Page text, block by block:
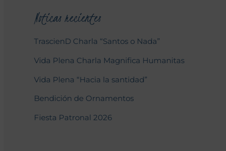
Noticas recientes
TrascienD Charla “Santos o Nada”
Vida Plena Charla Magnifica Humanitas
Vida Plena “Hacia la santidad”
Bendición de Ornamentos
Fiesta Patronal 2026